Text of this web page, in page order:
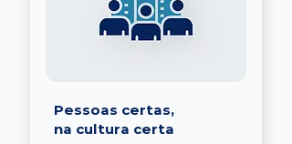
Pessoas certas,
na cultura certa